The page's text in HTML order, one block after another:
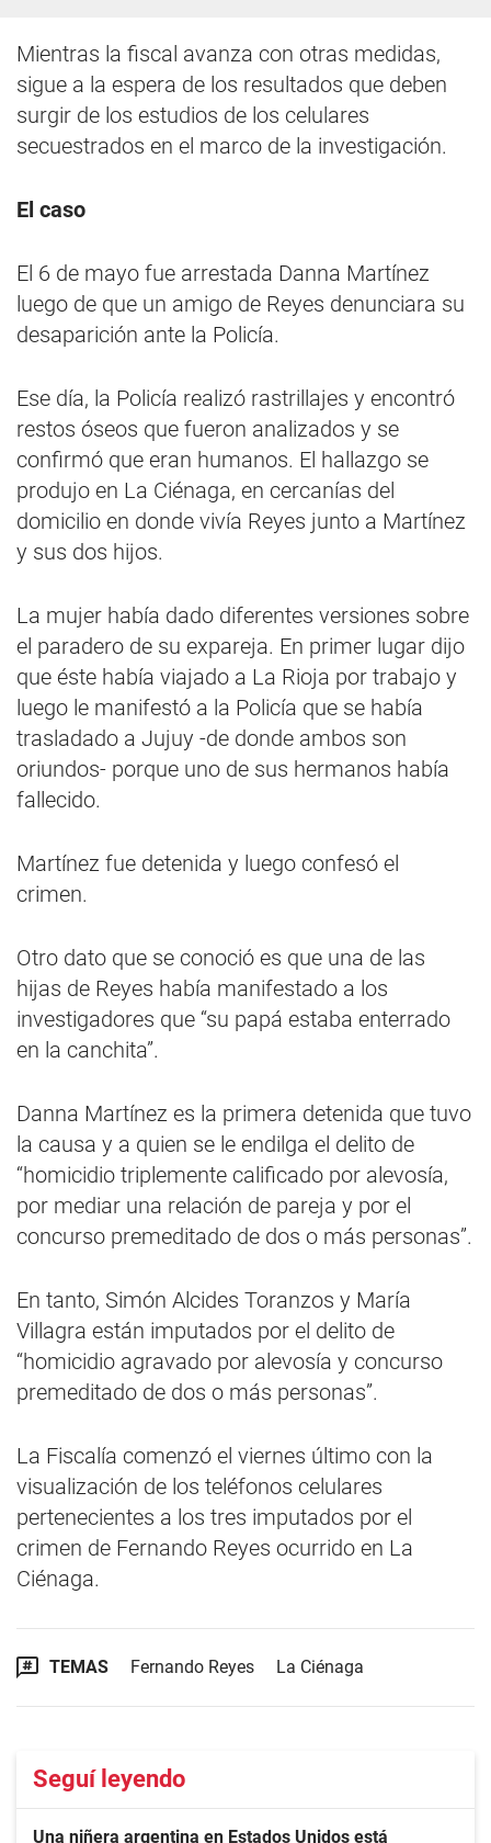
Mientras la fiscal avanza con otras medidas,
sigue a la espera de los resultados que deben
surgir de los estudios de los celulares
secuestrados en el marco de la investigación.
El caso
El 6 de mayo fue arrestada Danna Martínez
luego de que un amigo de Reyes denunciara su
desaparición ante la Policía.
Ese día, la Policía realizó rastrillajes y encontró
restos óseos que fueron analizados y se
confirmó que eran humanos. El hallazgo se
produjo en La Ciénaga, en cercanías del
domicilio en donde vivía Reyes junto a Martínez
y sus dos hijos.
La mujer había dado diferentes versiones sobre
el paradero de su expareja. En primer lugar dijo
que éste había viajado a La Rioja por trabajo y
luego le manifestó a la Policía que se había
trasladado a Jujuy -de donde ambos son
oriundos- porque uno de sus hermanos había
fallecido.
Martínez fue detenida y luego confesó el
crimen.
Otro dato que se conoció es que una de las
hijas de Reyes había manifestado a los
investigadores que “su papá estaba enterrado
en la canchita”.
Danna Martínez es la primera detenida que tuvo
la causa y a quien se le endilga el delito de
“homicidio triplemente calificado por alevosía,
por mediar una relación de pareja y por el
concurso premeditado de dos o más personas”.
En tanto, Simón Alcides Toranzos y María
Villagra están imputados por el delito de
“homicidio agravado por alevosía y concurso
premeditado de dos o más personas”.
La Fiscalía comenzó el viernes último con la
visualización de los teléfonos celulares
pertenecientes a los tres imputados por el
crimen de Fernando Reyes ocurrido en La
Ciénaga.
TEMAS Fernando Reyes La Ciénaga
Seguí leyendo
Una niñera argentina en Estados Unidos está